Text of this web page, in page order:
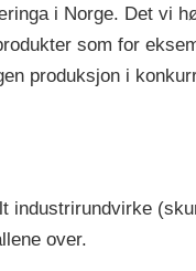
i Norge. Det vi
som for
produksjon i
over.